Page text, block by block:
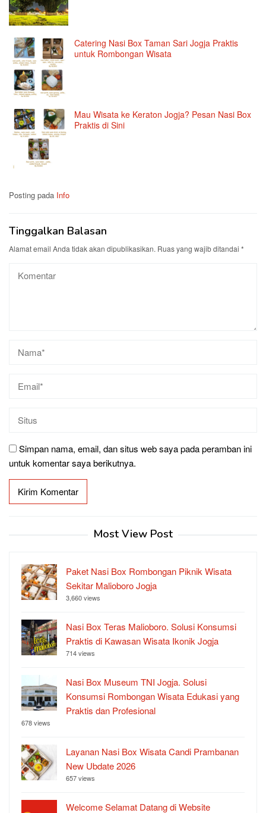
Catering Nasi Box Taman Sari Jogja Praktis
untuk Rombongan Wisata
Mau Wisata ke Keraton Jogja? Pesan Nasi Box
Praktis di Sini
Posting pada Info
Tinggalkan Balasan
Alamat email Anda tidak akan dipublikasikan. Ruas yang wajib ditandai *
Simpan nama, email, dan situs web saya pada peramban ini
untuk komentar saya berikutnya.
Most View Post
Paket Nasi Box Rombongan Piknik Wisata
Sekitar Malioboro Jogja
3,660 views
Nasi Box Teras Malioboro. Solusi Konsumsi
Praktis di Kawasan Wisata Ikonik Jogja
714 views
Nasi Box Museum TNI Jogja. Solusi
Konsumsi Rombongan Wisata Edukasi yang
Praktis dan Profesional
678 views
Layanan Nasi Box Wisata Candi Prambanan
New Ubdate 2026
657 views
Welcome Selamat Datang di Website